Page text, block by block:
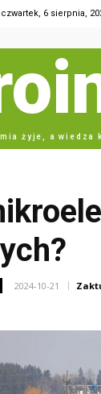
czwartek, 6 sierpnia,
żyje, a wiedza
2024-10-21